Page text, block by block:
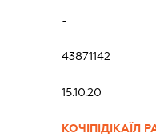
-
43871142
15.10.20
КОЧІПІДІКАЇЛ